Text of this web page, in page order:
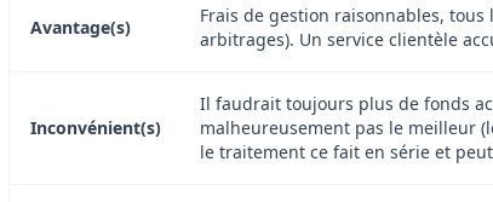
Avantage(s)
Frais de gestion raisonnables,
arbitrages). Un service clientèle
Inconvénient(s)
Il faudrait toujours plus de fonds
malheureusement pas le meilleur
le traitement ce fait en série et